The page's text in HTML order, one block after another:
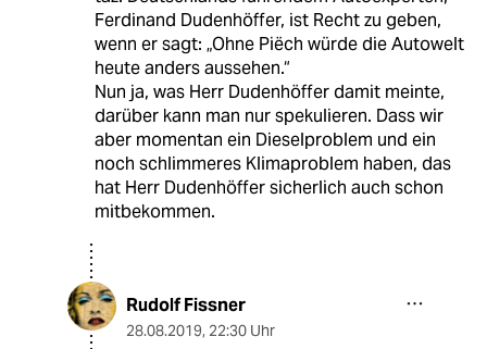
Ferdinand Dudenhöffer, ist Recht zu geben,
wenn er sagt: „Ohne Piëch würde die Autowelt
heute anders aussehen.“
Nun ja, was Herr Dudenhöffer damit meinte,
darüber kann man nur spekulieren. Dass wir
aber momentan ein Dieselproblem und ein
noch schlimmeres Klimaproblem haben, das
hat Herr Dudenhöffer sicherlich auch schon
mitbekommen.
Rudolf Fissner
28.08.2019, 22:30 Uhr